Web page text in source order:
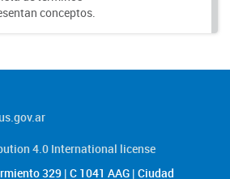
conceptos.
4.0 International license
329 | C 1041 AAG | Ciudad